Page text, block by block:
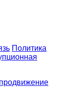
Политика
продвижение